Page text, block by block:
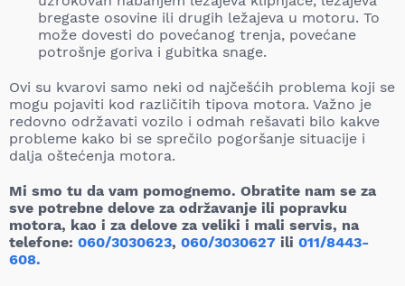
bregaste osovine ili drugih ležajeva u motoru. To
može dovesti do povećanog trenja, povećane
potrošnje goriva i gubitka snage.
Ovi su kvarovi samo neki od najčešćih problema koji se
mogu pojaviti kod različitih tipova motora. Važno je
redovno održavati vozilo i odmah rešavati bilo kakve
probleme kako bi se sprečilo pogoršanje situacije i
dalja oštećenja motora.
Mi smo tu da vam pomognemo. Obratite nam se za
sve potrebne delove za održavanje ili popravku
motora, kao i za delove za veliki i mali servis, na
telefone: 060/3030623, 060/3030627 ili 011/8443-
608.